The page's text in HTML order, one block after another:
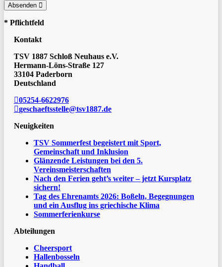
Absenden
* Pflichtfeld
Kontakt
TSV 1887 Schloß Neuhaus e.V.
Hermann-Löns-Straße 127
33104 Paderborn
Deutschland
05254-6622976
geschaeftsstelle@tsv1887.de
Neuigkeiten
TSV Sommerfest begeistert mit Sport,
Gemeinschaft und Inklusion
Glänzende Leistungen bei den 5.
Vereinsmeisterschaften
Nach den Ferien geht’s weiter – jetzt Kursplatz
sichern!
Tag des Ehrenamts 2026: Boßeln, Begegnungen
und ein Ausflug ins griechische Klima
Sommerferienkurse
Abteilungen
Cheersport
Hallenbosseln